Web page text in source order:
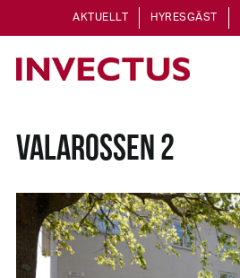
AKTUELLT HYRESGÄST
VALAROSSEN 2